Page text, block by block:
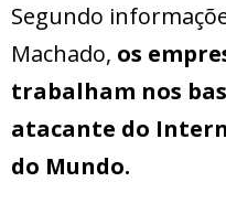
Segundo
Machado, os
trabalham nos
atacante do
do Mundo.